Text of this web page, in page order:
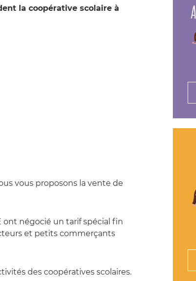
la coopérative scolaire à
vous proposons la vente de
ont négocié un tarif spécial fin
et petits commerçants
des coopératives scolaires.